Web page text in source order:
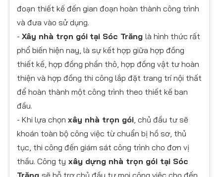
đoạn thiết kế đến gian đoạn hoàn thành công trình
và đưa vào sử dụng.
- Xây nhà trọn gói tại Sóc Trăng là hình thức rất
phổ biến hiện nay, là sự kết hợp giữa hợp đồng
thiết kế, hợp đồng phần thô, hợp đồng vật tư hoàn
thiện và hợp đồng thi công lắp đặt trang trí nội thất
để hoàn thành một công trình theo thiết kế ban
đầu.
- Khi lựa chọn xây nhà trọn gói , chủ đầu tư sẽ
khoán toàn bộ công việc từ chuẩn bị hồ sơ, thủ
tục, thi công đến giám sát công trình cho đơn vị
thầu. Công ty xây dựng nhà trọn gói tại Sóc
Trăng sẽ hỗ trợ chủ đầu tư mọi công việc cho đến